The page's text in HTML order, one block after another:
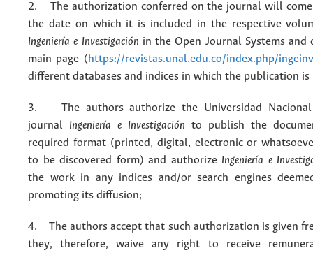
2. The authorization conferred on the journal will
the date on which it is included in the respective
Ingeniería e Investigación in the Open Journal Systems and
main page (https://revistas.unal.edu.co/index.php/ingeinv
different databases and indices in which the publication is
3. The authors authorize the Universidad Nacional
journal Ingeniería e Investigación to publish the
required format (printed, digital, electronic or
to be discovered form) and authorize Ingeniería e
the work in any indices and/or search engines
promoting its diffusion;
4. The authors accept that such authorization is given
they, therefore, waive any right to receive